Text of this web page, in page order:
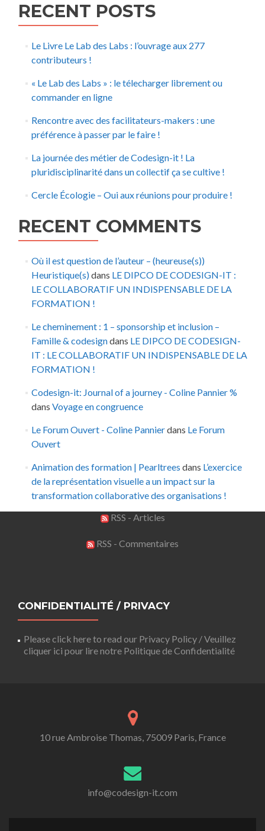
RECENT POSTS
Le Livre Le Lab des Labs : l’ouvrage aux 277
contributeurs !
« Le Lab des Labs » : le télecharger librement ou
commander en ligne
Rencontre avec des facilitateurs-makers : une
préférence à passer par le faire !
La journée des métier de Codesign-it ! La
pluridisciplinarité dans un collectif ça se cultive !
Cercle Écologie – Oui aux réunions pour produire !
RECENT COMMENTS
Où il est question de l’auteur – (heureuse(s))
Heuristique(s)dans LE DIPCO DE CODESIGN-IT :
LE COLLABORATIF UN INDISPENSABLE DE LA
FORMATION !
Le cheminement : 1 – sponsorship et inclusion –
Famille & codesigndans LE DIPCO DE CODESIGN-
IT : LE COLLABORATIF UN INDISPENSABLE DE LA
FORMATION !
Codesign-it: Journal of a journey - Coline Pannier %
dans Voyage en congruence
Le Forum Ouvert - Coline Pannierdans Le Forum
Ouvert
Animation des formation | Pearltrees dans L’exercice
de la représentation visuelle a un impact sur la
transformation collaborative des organisations !
RSS - Articles
RSS - Commentaires
CONFIDENTIALITÉ / PRIVACY
Please click here to read our Privacy Policy / Veuillez
cliquer ici pour lire notre Politique de Confidentialité
10 rue Ambroise Thomas, 75009 Paris, France
info@codesign-it.com